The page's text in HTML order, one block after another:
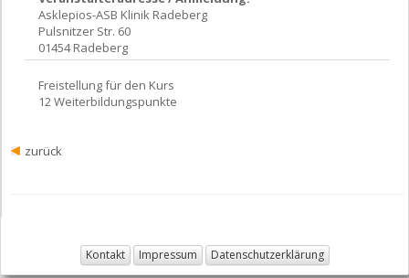
Asklepios-ASB Klinik Radeberg
Pulsnitzer Str. 60
01454 Radeberg
Freistellung für den Kurs
12 Weiterbildungspunkte
zurück
Kontakt Impressum Datenschutzerklärung